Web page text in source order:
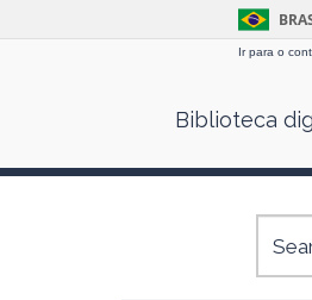
Ir para o
Biblioteca